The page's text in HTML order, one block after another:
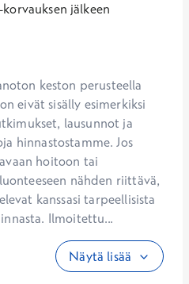
korvauksen jälkeen
keston perusteella
eivät sisälly esimerkiksi
lausunnot ja
hinnastostamme. Jos
hoitoon tai
nähden riittävä,
kanssasi tarpeellisista
Ilmoitettu...
Näytä lisää